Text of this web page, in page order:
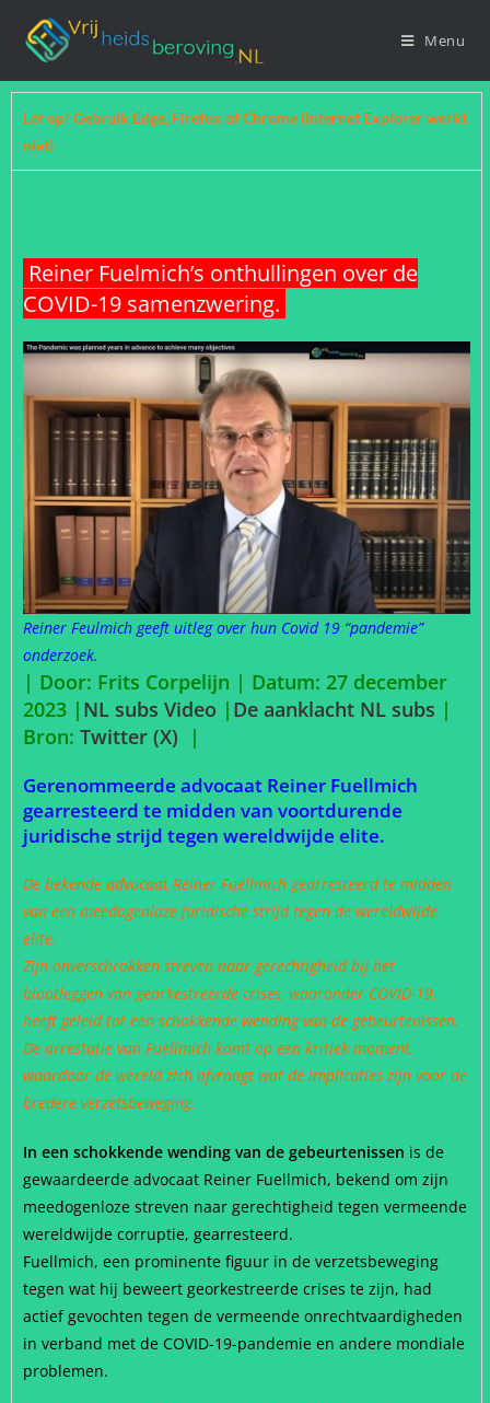
Menu
Let op! Gebruik Edge, Firefox of Chrome (Internet Explorer werkt
niet)
Reiner Fuelmich’s onthullingen over de
COVID-19 samenzwering.
Reiner Feulmich geeft uitleg over hun Covid 19 “pandemie”
onderzoek.
| Door: Frits Corpelijn | Datum: 27 december
2023 | NL subs Video | De aanklacht NL subs |
Bron: Twitter (X) |
Gerenommeerde advocaat Reiner Fuellmich
gearresteerd te midden van voortdurende
juridische strijd tegen wereldwijde elite.
De bekende advocaat Reiner Fuellmich gearresteerd te midden
van een meedogenloze juridische strijd tegen de wereldwijde
elite.
Zijn onverschrokken streven naar gerechtigheid bij het
blootleggen van georkestreerde crises, waaronder COVID-19,
heeft geleid tot een schokkende wending van de gebeurtenissen.
De arrestatie van Fuellmich komt op een kritiek moment,
waardoor de wereld zich afvraagt wat de implicaties zijn voor de
bredere verzetsbeweging.
In een schokkende wending van de gebeurtenissen is de
gewaardeerde advocaat Reiner Fuellmich, bekend om zijn
meedogenloze streven naar gerechtigheid tegen vermeende
wereldwijde corruptie, gearresteerd.
Fuellmich, een prominente figuur in de verzetsbeweging
tegen wat hij beweert georkestreerde crises te zijn, had
actief gevochten tegen de vermeende onrechtvaardigheden
in verband met de COVID-19-pandemie en andere mondiale
problemen.